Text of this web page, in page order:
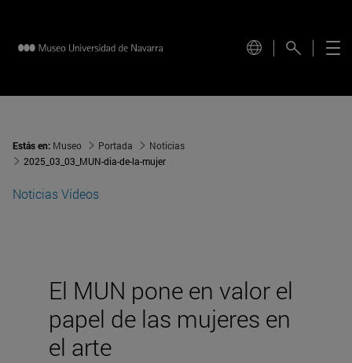
Estás en: Museo Portada
Noticias
2025_03_03_MUN-dia-de-la-mujer
Noticias Vídeos
El MUN pone en valor el
papel de las mujeres en
el arte